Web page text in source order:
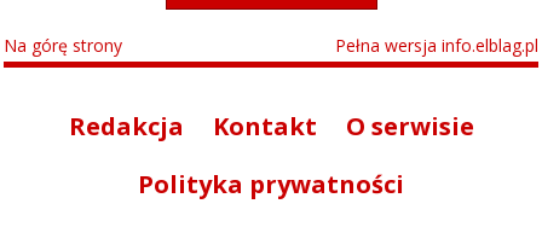
Na górę strony Pełna wersja info.elblag.pl
Redakcja Kontakt
O serwisie
Polityka prywatności